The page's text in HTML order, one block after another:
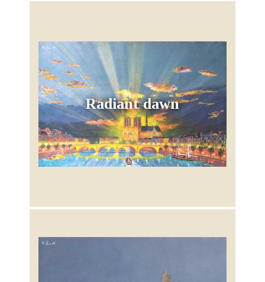
Radiant dawn